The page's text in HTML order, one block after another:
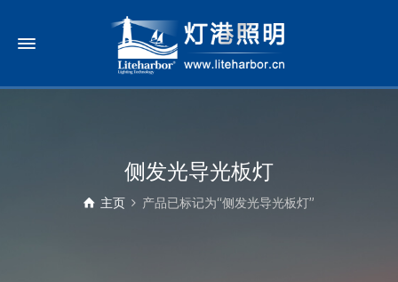
侧发光导光板灯
主页 产品已标记为“侧发光导光板灯”